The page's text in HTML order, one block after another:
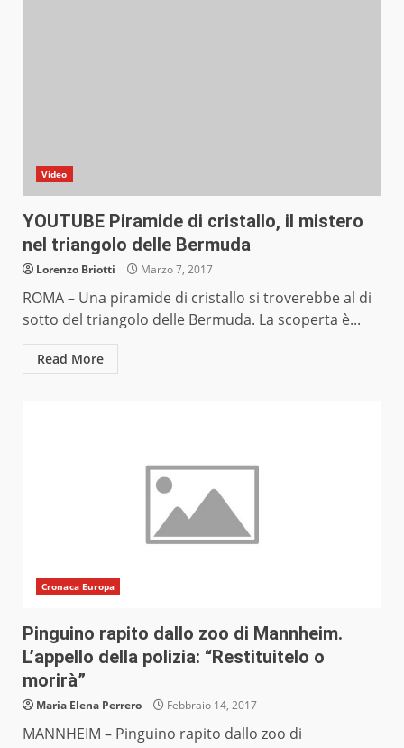
Video
YOUTUBE Piramide di cristallo, il mistero
nel triangolo delle Bermuda
Lorenzo Briotti Marzo 7, 2017
ROMA – Una piramide di cristallo si troverebbe al di
sotto del triangolo delle Bermuda. La scoperta è...
Read More
Cronaca Europa
Pinguino rapito dallo zoo di Mannheim.
L’appello della polizia: “Restituitelo o
morirà”
Maria Elena Perrero Febbraio 14, 2017
MANNHEIM – Pinguino rapito dallo zoo di